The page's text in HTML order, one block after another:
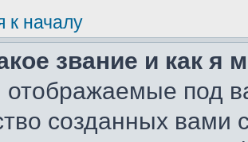
к началу
звание и как я
отображаемые под
созданных